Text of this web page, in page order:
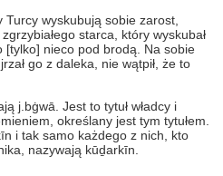
wyskubują sobie zarost,
starca, który wyskubał
[tylko] nieco pod brodą. Na sobie
go z daleka, nie wątpił, że to
j.bġwā. Jest to tytuł władcy i
określany jest tym tytułem.
i tak samo każdego z nich, kto
nazywają kūḏarkīn.